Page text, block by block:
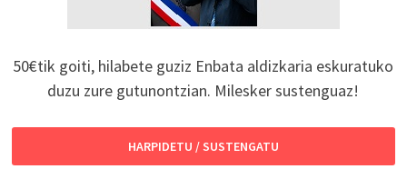
50€tik goiti, hilabete guziz Enbata aldizkaria eskuratuko
duzu zure gutunontzian. Milesker sustenguaz!
HARPIDETU / SUSTENGATU